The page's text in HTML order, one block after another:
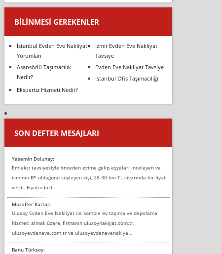
BILINMESI GEREKENLER
İstanbul Evden Eve Nakliyat
Yorumları
İzmir Evden Eve Nakliyat
Tavsiye
Asansörlü Taşımacılık
Nedir?
Evden Eve Nakliyat Tavsiye
İstanbul Ofis Taşımacılığı
Ekspertiz Hizmeti Nedir?
SON DEFTER MESAJLARI
Yasemin Dolunay:
Emlakçı tavsiyesiyle önceden evime gelip eşyaları inceleyen ve
isminin B* olduğunu söyleyen kişi, 28-30 bin TL civarında bir fiyat
verdi. Fiyatın fazl...
Muzaffer Kartal:
Ulusoy Evden Eve Nakliyat ile komple ev taşıma ve depolama
hizmeti almak üzere, firmanın ulusoynaklyat.com.tr,
ulusoyevdeneve.com.tr ve ulusoyevdenevenaklya...
Banu Türksoy: